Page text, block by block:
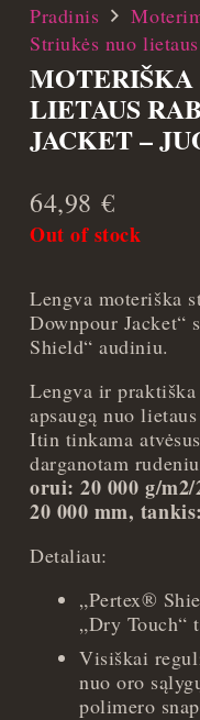
Pradinis
Striukės nuo lietaus
MOTERIŠKA
LIETAUS
JACKET –
64,98€
Out of stock
Lengva moteriška
Downpour Jacket“
Shield“ audiniu.
Lengva ir
apsaugą nuo
Itin tinkama
darganotam
orui: 20 000 g/
20 000 mm,
Detaliau:
„Pertex®
„Dry Touch“
Visiškai
nuo oro
polimero